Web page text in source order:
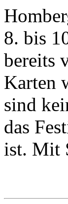
8. bis
bereits
Karten
sind
das
ist. Mit